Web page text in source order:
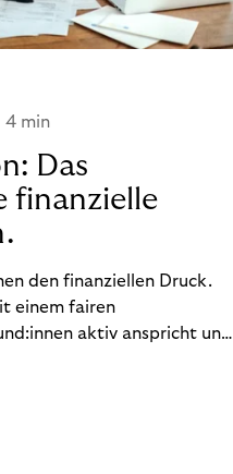
4 min
Das
finanzielle
den finanziellen Druck.
einem fairen
aktiv anspricht und
So bleiben Menschen